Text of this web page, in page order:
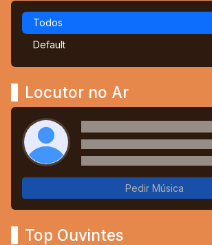
Todos
Default
Locutor no Ar
Pedir Música
Top Ouvintes